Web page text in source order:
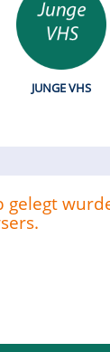
JUNGE VHS
gelegt